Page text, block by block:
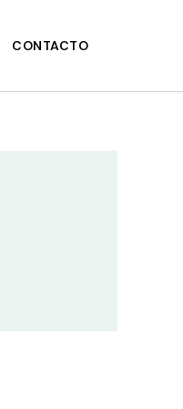
CONTACTO